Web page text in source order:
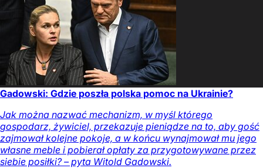
Gadowski: Gdzie poszła polska pomoc na Ukrainie?
Jak można nazwać mechanizm, w myśl którego
gospodarz, żywiciel, przekazuje pieniądze na to, aby gość
zajmował kolejne pokoje, a w końcu wynajmował mu jego
własne meble i pobierał opłaty za przygotowywane przez
siebie posiłki? – pyta Witold Gadowski.